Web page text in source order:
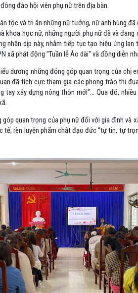
đảo hội viên phụ nữ trên địa bàn.
tộc và tri ân những nữ tướng, nữ anh hùng
khoa học nữ, những người phụ nữ đã và
nhân dịp này, nhằm tiếp tục tạo hiệu ứng
xã phát động "Tuần lễ Áo dài" và đồng diễn
dương những đóng góp quan trọng của chị
đã tích cực tham gia các phong trào thi
tay xây dựng nông thôn mới”… Qua đó,
quan trọng của phụ nữ đối với gia đình và
tế; rèn luyện phẩm chất đạo đức “tự tin, tự